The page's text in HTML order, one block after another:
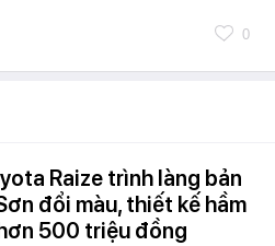
0
Raize trình làng bản
đổi màu, thiết kế hầm
500 triệu đồng